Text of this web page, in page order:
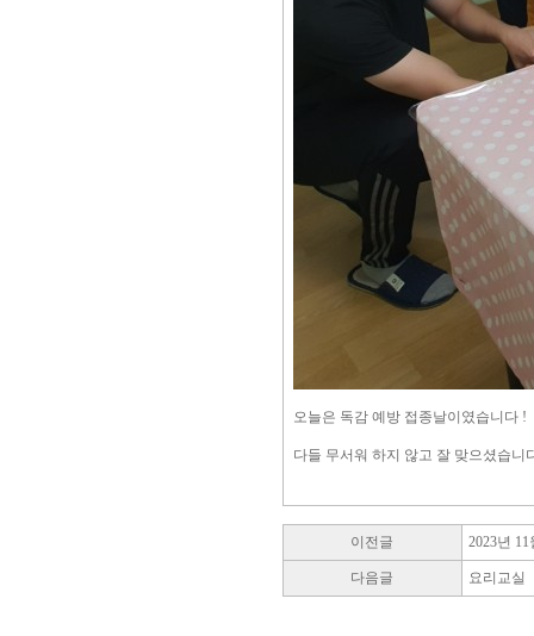
오늘은 독감 예방 접종날이였습니다 !
다들 무서워 하지 않고 잘 맞으셨습니
이전글 2023년
다음글 요리교실